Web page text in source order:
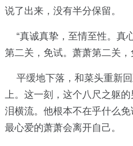
说了出来，没有半分保留。
“真诚真挚，至情至性。真
第二关，免试。萧萧第二关，
平缓地下落，和菜头重新
上。这一刻，这个八尺之躯
泪横流。他根本不在乎什么
最心爱的萧萧会离开自己。